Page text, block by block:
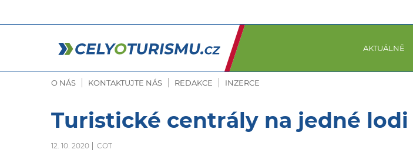
AKTUÁLNĚ
O NÁS KONTAKTUJTE NÁS REDAKCE INZERCE
Turistické centrály na jedné lodi
12. 10. 2020 COT